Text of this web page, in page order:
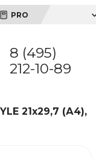
PRO
8 (495)
212-10-89
21x29,7 (А4),